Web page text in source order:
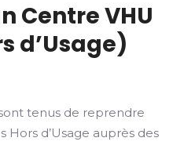
Centre VHU
d’Usage)
tenus de reprendre
Hors d’Usage auprès des